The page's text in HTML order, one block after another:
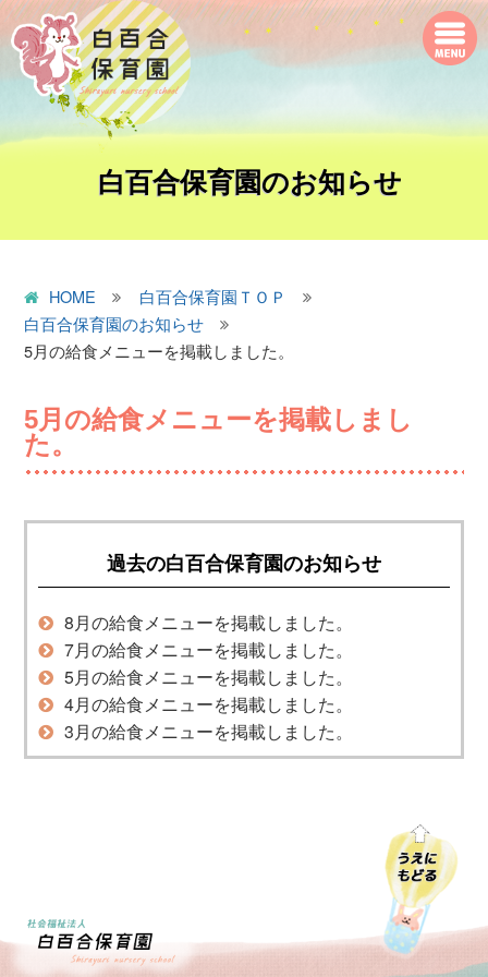
白百合保育園のお知らせ
HOME
白百合保育園ＴＯＰ
白百合保育園のお知らせ
5月の給食メニューを掲載しました。
5月の給食メニューを掲載しまし
た。
過去の白百合保育園のお知らせ
8月の給食メニューを掲載しました。
7月の給食メニューを掲載しました。
5月の給食メニューを掲載しました。
4月の給食メニューを掲載しました。
3月の給食メニューを掲載しました。